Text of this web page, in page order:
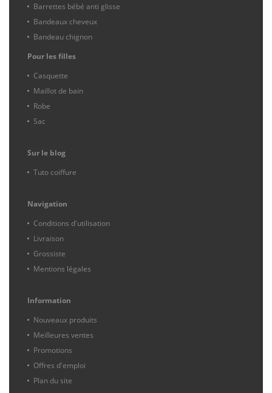
Barrettes bébé anti glisse
Bandeaux cheveux
Bandeau chignon
Pour les filles
Casquette
Maillot de bain
Robe
Sac
Sur le blog
Tuto coiffure
Navigation
Conditions d'utilisation
Livraison
Grossiste
Mentions légales
Information
Nouveaux produits
Meilleures ventes
Promotions
Offres d'emploi
Plan du site